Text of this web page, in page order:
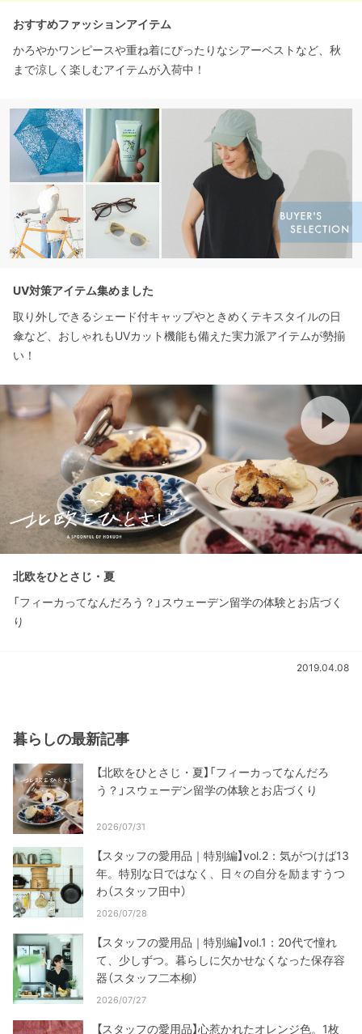
おすすめファッションアイテム
かろやかワンピースや重ね着にぴったりなシアーベストなど、秋
まで涼しく楽しむアイテムが入荷中！
UV対策アイテム集めました
取り外しできるシェード付キャップやときめくテキスタイルの日
傘など、おしゃれもUVカット機能も備えた実力派アイテムが勢揃
い！
北欧をひとさじ・夏
「フィーカってなんだろう？」スウェーデン留学の体験とお店づく
り
2019.04.08
暮らしの最新記事
【北欧をひとさじ・夏】「フィーカってなんだろ
う？」スウェーデン留学の体験とお店づくり
2026/07/31
【スタッフの愛用品｜特別編】vol.2：気がつけば13
年。特別な日ではなく、日々の自分を励ますうつ
わ（スタッフ田中）
2026/07/28
【スタッフの愛用品｜特別編】vol.1：20代で憧れ
て、少しずつ。暮らしに欠かせなくなった保存容
器（スタッフ二本柳）
2026/07/27
【スタッフの愛用品】心惹かれたオレンジ色。1枚